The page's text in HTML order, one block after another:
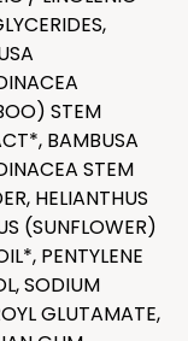
STEM
BAMBUSA
STEM
HELIANTHUS
(SUNFLOWER)
PENTYLENE
SODIUM
GLUTAMATE,